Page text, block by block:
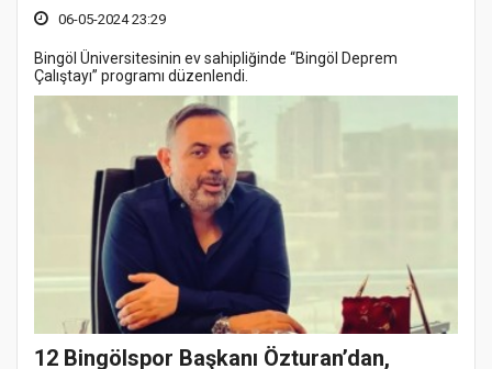
06-05-2024 23:29
Bingöl Üniversitesinin ev sahipliğinde “Bingöl Deprem
Çalıştayı” programı düzenlendi.
12 Bingölspor Başkanı Özturan’dan,